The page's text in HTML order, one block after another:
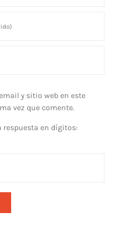
y sitio web en este
vez que comente.
respuesta en dígitos: